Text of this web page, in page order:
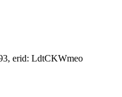
erid: LdtCKWmeo